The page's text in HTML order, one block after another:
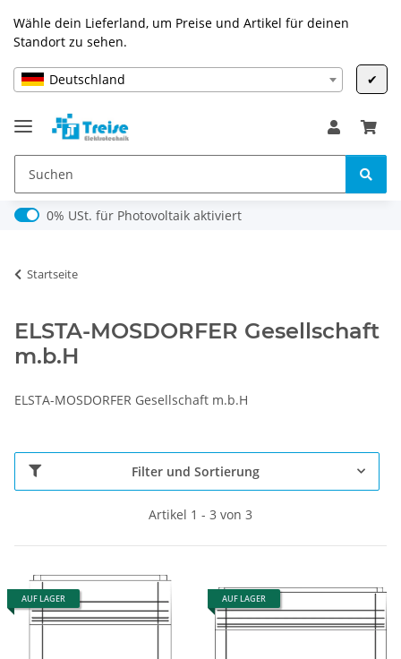
Wähle dein Lieferland, um Preise und Artikel für deinen
Standort zu sehen.
Deutschland ✔
0% USt. für Photovoltaik (§ 12 Abs. 3 UStG)
0% USt. für Photovoltaik aktiviert
Startseite
ELSTA-MOSDORFER Gesellschaft
m.b.H
ELSTA-MOSDORFER Gesellschaft m.b.H
Filter und Sortierung
Artikel 1 - 3 von 3
AUF LAGER AUF LAGER